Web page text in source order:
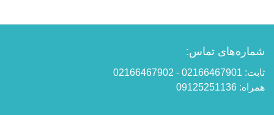
شماره‌های تماس:
ثابت: 02166467901 - 02166467902
همراه: 09125251136